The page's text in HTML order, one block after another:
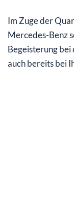
Auch
Gute
Im Zuge der
Mercedes-Benz
Begeisterung bei
auch bereits bei